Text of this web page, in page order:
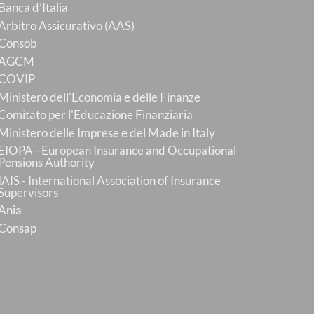
d’Italia
Assicurativo (AAS)
dell'Economia e delle Finanze
per l'Educazione Finanziaria
delle Imprese e del Made in Italy
- European Insurance and Occupational
Authority
IAIS - International Association of Insurance